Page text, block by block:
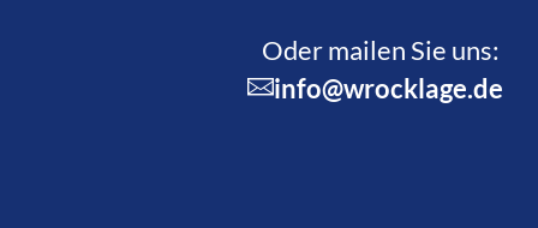
Oder mailen Sie uns:
info@wrocklage.de